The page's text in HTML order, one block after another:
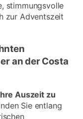
stimmungsvolle
zur Adventszeit
an der Costa
Auszeit zu
Sie entlang